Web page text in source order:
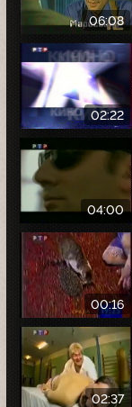
06:08
02:22
04:00
00:16
02:37